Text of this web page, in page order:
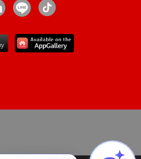
Job Index
job